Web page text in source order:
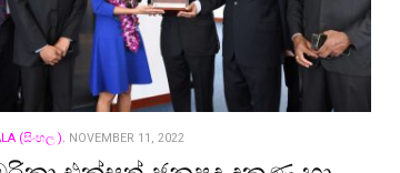
(සිංහල ). NOVEMBER 11, 2022